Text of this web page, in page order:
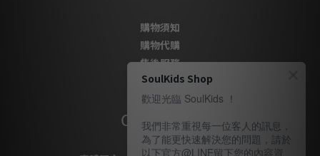
購物須知
購物代購
售後服務
隱私政策
Contact Us
SoulKids Shop
歡迎光臨 SoulKids ！
我們非常重視每一位客人的訊息，
為了能更快速解決您的問題，請於
以下官方@LINE留下您的內容資